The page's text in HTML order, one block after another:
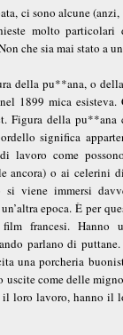
ci sono alcune
molto
che sia mai stato a
della pu**ana, o
1899 mica esisteva.
Figura della pu**ana
significa
lavoro come
ancora) o ai celerini di
viene immersi
epoca. È per
francesi. Hanno
parlano di puttane.
una porcheria
uscite come delle
il loro lavoro, hanno il